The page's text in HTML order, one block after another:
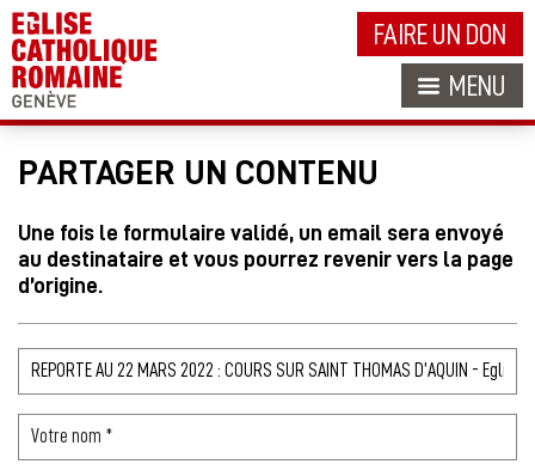
FAIRE UN DON
MENU
PARTAGER UN CONTENU
Une fois le formulaire validé, un email sera envoyé
au destinataire et vous pourrez revenir vers la page
d’origine.